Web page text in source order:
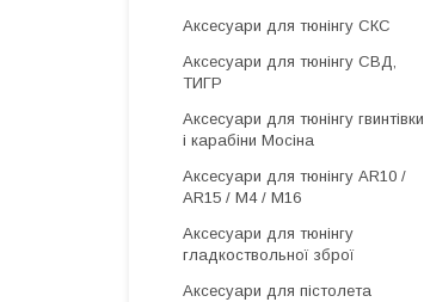
Аксесуари для тюнінгу СКС
Аксесуари для тюнінгу СВД,
ТИГР
Аксесуари для тюнінгу гвинтівки
і карабіни Мосіна
Аксесуари для тюнінгу AR10 /
AR15 / М4 / М16
Аксесуари для тюнінгу
гладкоствольної зброї
Аксесуари для пістолета